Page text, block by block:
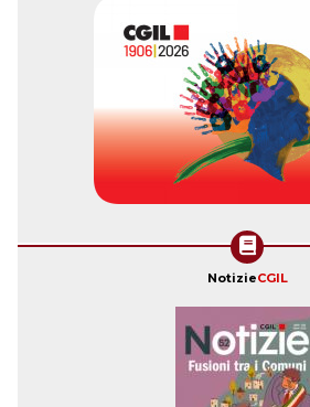
NotizieCGIL